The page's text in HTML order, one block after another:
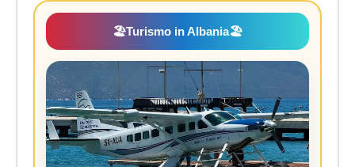
🏖️Turismo in Albania🏖️